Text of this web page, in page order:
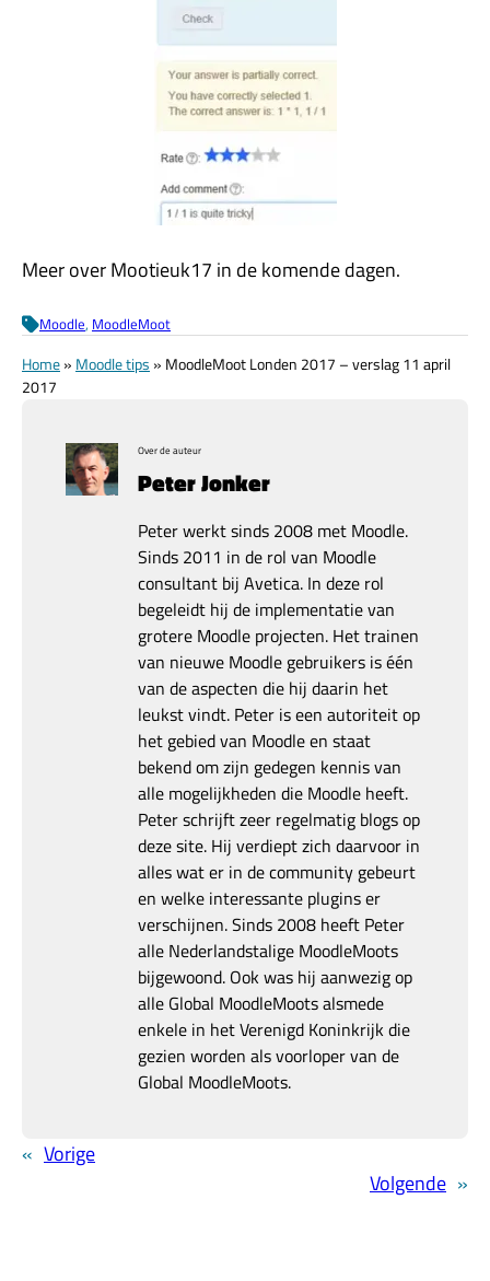
Meer over Mootieuk17 in de komende dagen.
Moodle, MoodleMoot
Home» Moodle tips » MoodleMoot Londen 2017 – verslag 11 april
2017
Over de auteur
Peter Jonker
Peter werkt sinds 2008 met Moodle.
Sinds 2011 in de rol van Moodle
consultant bij Avetica. In deze rol
begeleidt hij de implementatie van
grotere Moodle projecten. Het trainen
van nieuwe Moodle gebruikers is één
van de aspecten die hij daarin het
leukst vindt. Peter is een autoriteit op
het gebied van Moodle en staat
bekend om zijn gedegen kennis van
alle mogelijkheden die Moodle heeft.
Peter schrijft zeer regelmatig blogs op
deze site. Hij verdiept zich daarvoor in
alles wat er in de community gebeurt
en welke interessante plugins er
verschijnen. Sinds 2008 heeft Peter
alle Nederlandstalige MoodleMoots
bijgewoond. Ook was hij aanwezig op
alle Global MoodleMoots alsmede
enkele in het Verenigd Koninkrijk die
gezien worden als voorloper van de
Global MoodleMoots.
« Vorige
Volgende »